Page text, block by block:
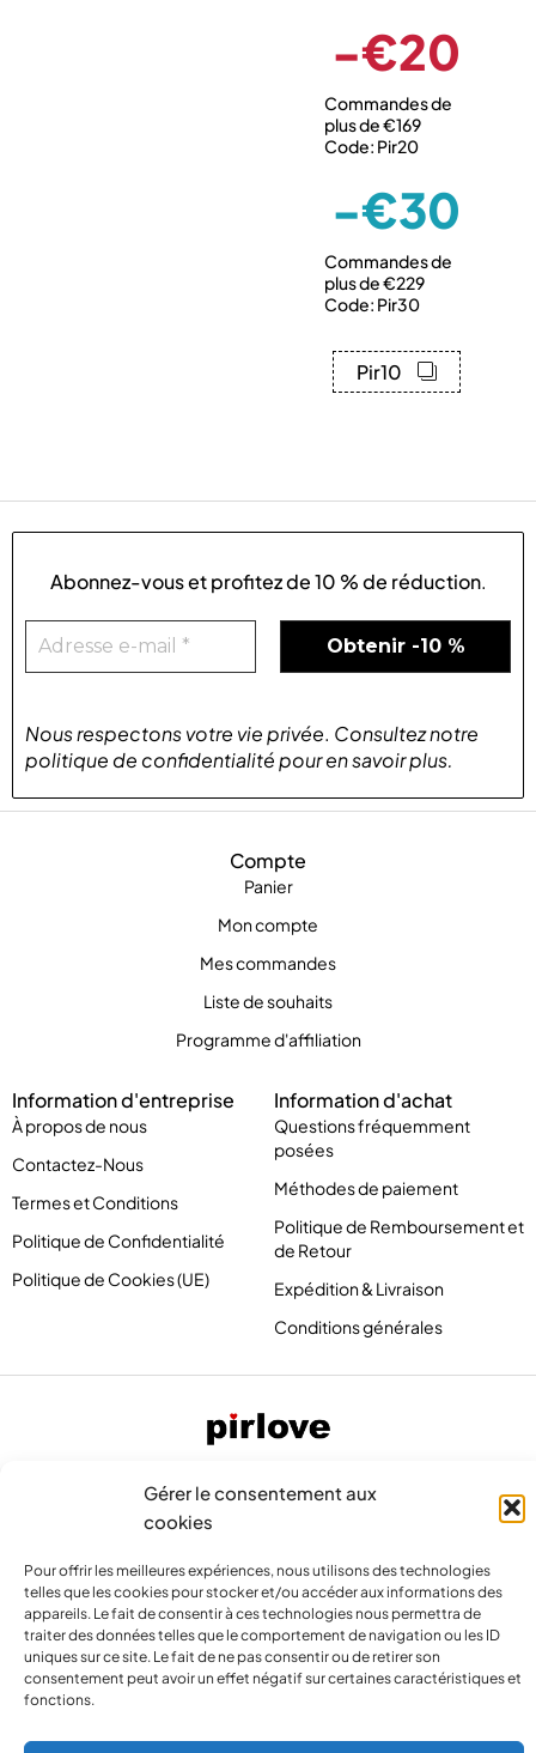
Gérer le consentement aux
cookies
Pour offrir les meilleures expériences, nous utilisons des technologies
telles que les cookies pour stocker et/ou accéder aux informations des
appareils. Le fait de consentir à ces technologies nous permettra de
traiter des données telles que le comportement de navigation ou les ID
uniques sur ce site. Le fait de ne pas consentir ou de retirer son
consentement peut avoir un effet négatif sur certaines caractéristiques et
fonctions.
-€20
Commandes de
plus de €169
Code: Pir20
-€30
Commandes de
plus de €229
Code: Pir30
Pir10
contact@pirlove.com
Compte
Panier
Mon compte
Mes commandes
Liste de souhaits
Programme d'affiliation
Information d'entreprise
À propos de nous
Contactez-Nous
Termes et Conditions
Politique de Confidentialité
Politique de Cookies (UE)
Information d'achat
Questions fréquemment
posées
Méthodes de paiement
Politique de Remboursement et
de Retour
Expédition & Livraison
Conditions générales
Abonnez-vous et profitez de10 % de réduction.
Nous respectons votre vie privée. Consultez notre
politique de confidentialitépouren savoir plus.